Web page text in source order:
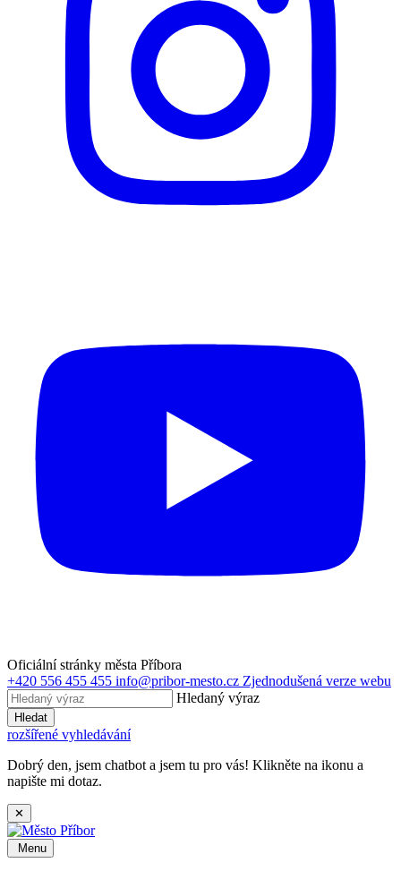
Oficiální stránky města Příbora
+420 556 455 455 info@pribor-mesto.cz Zjednodušená verze webu
Hledaný výraz
Hledat
rozšířené vyhledávání
Dobrý den, jsem chatbot a jsem tu pro vás! Klikněte na ikonu a
napište mi dotaz.
✕
Menu